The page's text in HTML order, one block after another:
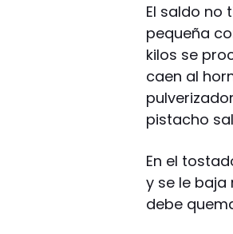
El saldo no
pequeña
kilos se
caen al
pistacho
En el
y se le
debe